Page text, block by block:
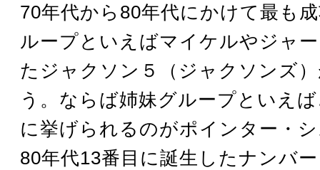
70年代から80年代にかけて最も
ループといえばマイケルやジャ
たジャクソン５（ジャクソンズ
う。ならば姉妹グループといえ
に挙げられるのがポインター・
80年代13番目に誕生したナンバ